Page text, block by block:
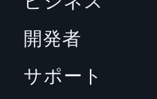
開発者
サポート